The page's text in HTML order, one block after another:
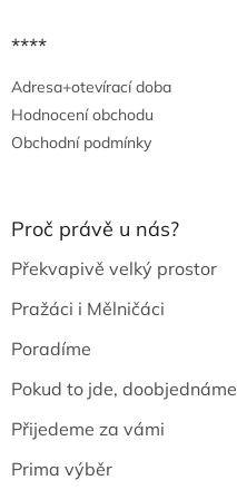
****
Adresa+otevírací doba
Hodnocení obchodu
Obchodní podmínky
Proč právě u nás?
Překvapivě velký prostor
Pražáci i Mělničáci
Poradíme
Pokud to jde, doobjednáme
Přijedeme za vámi
Prima výběr